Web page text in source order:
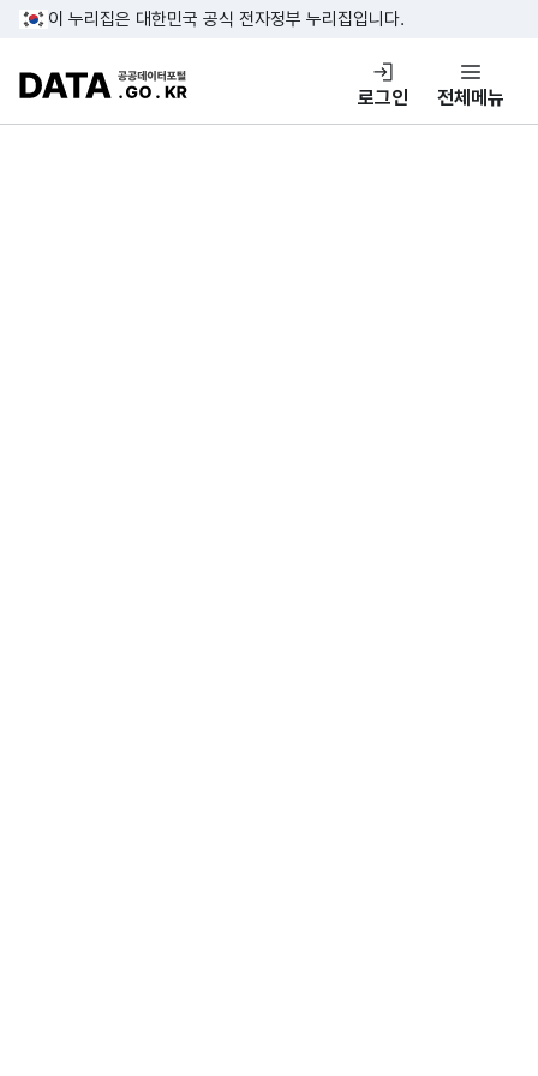
콘텐츠 바로가기
푸터 바로가기
이 누리집은 대한민국 공식 전자정부 누리집입니다.
DATA.GO.KR 공공데이터포털
로그인 전체메뉴